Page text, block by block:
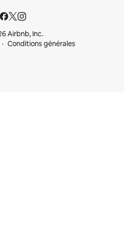
Airbnb, Inc.
Conditions générales